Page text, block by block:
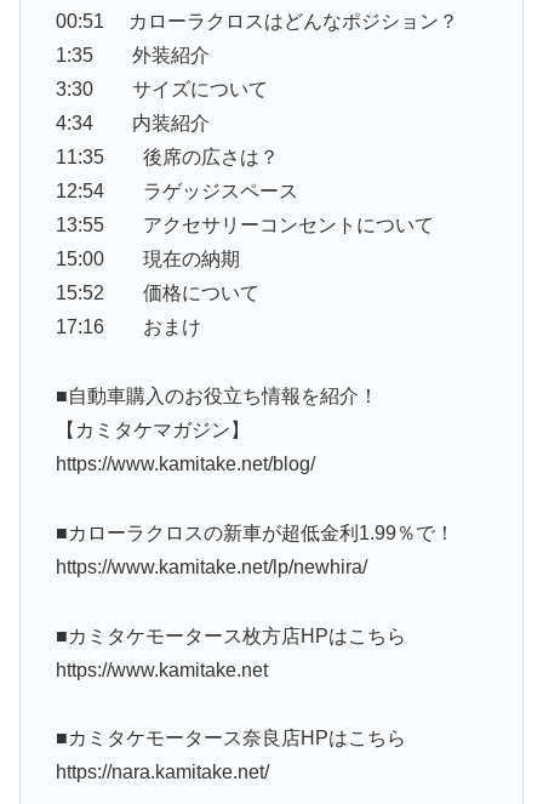
00:51 カローラクロスはどんなポジション？
1:35 外装紹介
3:30 サイズについて
4:34 内装紹介
11:35 後席の広さは？
12:54 ラゲッジスペース
13:55 アクセサリーコンセントについて
15:00 現在の納期
15:52 価格について
17:16 おまけ
■自動車購入のお役立ち情報を紹介！
【カミタケマガジン】
https://www.kamitake.net/blog/
■カローラクロスの新車が超低金利1.99％で！
https://www.kamitake.net/lp/newhira/
■カミタケモータース枚方店HPはこちら
https://www.kamitake.net
■カミタケモータース奈良店HPはこちら
https://nara.kamitake.net/